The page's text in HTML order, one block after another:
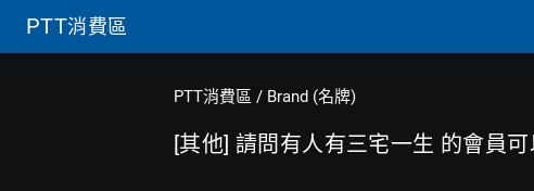
PTT消費區
PTT消費區 / Brand (名牌)
[其他] 請問有人有三宅一生 的會員可